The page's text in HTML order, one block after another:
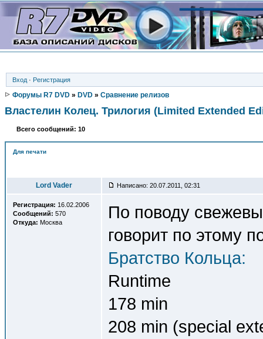
Вход · Регистрация
Форумы R7 DVD » DVD » Сравнение релизов
Властелин Колец. Трилогия (Limited Extended
Всего сообщений: 10
Для печати
Lord Vader Написано: 20.07.2011, 02:31
Регистрация: 16.02.2006
Сообщений: 570
Откуда: Москва
По поводу
говорит по этому
Братство Кольца:
Runtime
178 min
208 min (special